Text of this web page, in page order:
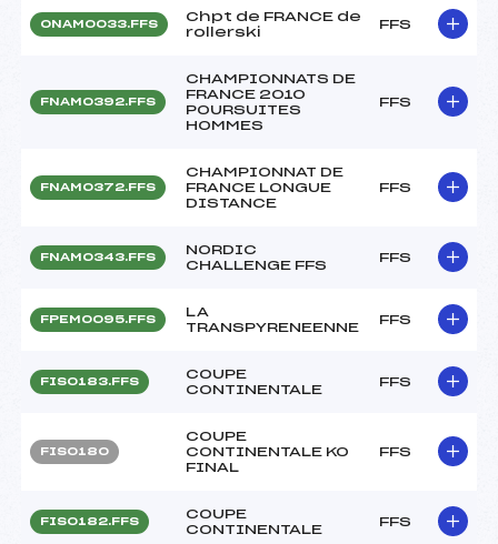
ONAM0033.FFS
Chpt de FRANCE de
rollerski
FFS
FNAM0392.FFS
CHAMPIONNATS DE
FRANCE 2010
POURSUITES
HOMMES
FFS
FNAM0372.FFS
CHAMPIONNAT DE
FRANCE LONGUE
DISTANCE
FFS
FNAM0343.FFS
NORDIC
CHALLENGE FFS
FFS
FPEM0095.FFS
LA
TRANSPYRENEENNE
FFS
FIS0183.FFS
COUPE
CONTINENTALE
FFS
FIS0180
COUPE
CONTINENTALE KO
FINAL
FFS
FIS0182.FFS
COUPE
CONTINENTALE
FFS